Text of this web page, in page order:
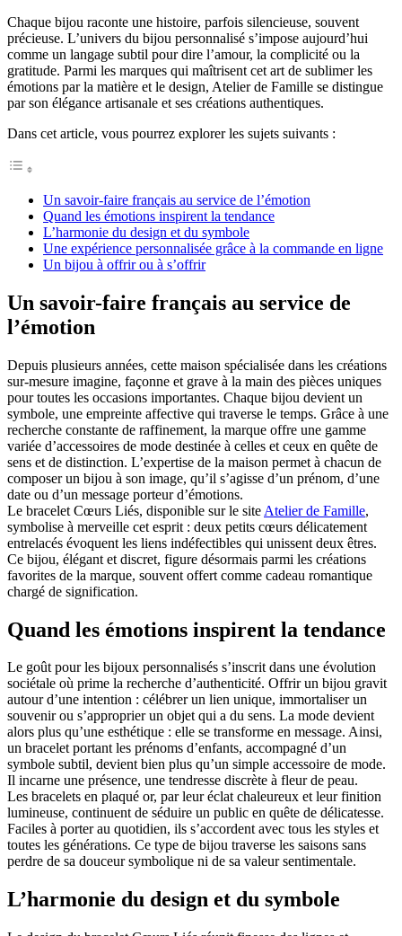
Chaque bijou raconte une histoire, parfois silencieuse, souvent
précieuse. L’univers du bijou personnalisé s’impose aujourd’hui
comme un langage subtil pour dire l’amour, la complicité ou la
gratitude. Parmi les marques qui maîtrisent cet art de sublimer les
émotions par la matière et le design, Atelier de Famille se distingue
par son élégance artisanale et ses créations authentiques.
Dans cet article, vous pourrez explorer les sujets suivants :
Un savoir-faire français au service de l’émotion
Quand les émotions inspirent la tendance
L’harmonie du design et du symbole
Une expérience personnalisée grâce à la commande en ligne
Un bijou à offrir ou à s’offrir
Un savoir-faire français au service de
l’émotion
Depuis plusieurs années, cette maison spécialisée dans les créations
sur-mesure imagine, façonne et grave à la main des pièces uniques
pour toutes les occasions importantes. Chaque bijou devient un
symbole, une empreinte affective qui traverse le temps. Grâce à une
recherche constante de raffinement, la marque offre une gamme
variée d’accessoires de mode destinée à celles et ceux en quête de
sens et de distinction. L’expertise de la maison permet à chacun de
composer un bijou à son image, qu’il s’agisse d’un prénom, d’une
date ou d’un message porteur d’émotions.
Le bracelet Cœurs Liés, disponible sur le site Atelier de Famille,
symbolise à merveille cet esprit : deux petits cœurs délicatement
entrelacés évoquent les liens indéfectibles qui unissent deux êtres.
Ce bijou, élégant et discret, figure désormais parmi les créations
favorites de la marque, souvent offert comme cadeau romantique
chargé de signification.
Quand les émotions inspirent la tendance
Le goût pour les bijoux personnalisés s’inscrit dans une évolution
sociétale où prime la recherche d’authenticité. Offrir un bijou gravit
autour d’une intention : célébrer un lien unique, immortaliser un
souvenir ou s’approprier un objet qui a du sens. La mode devient
alors plus qu’une esthétique : elle se transforme en message. Ainsi,
un bracelet portant les prénoms d’enfants, accompagné d’un
symbole subtil, devient bien plus qu’un simple accessoire de mode.
Il incarne une présence, une tendresse discrète à fleur de peau.
Les bracelets en plaqué or, par leur éclat chaleureux et leur finition
lumineuse, continuent de séduire un public en quête de délicatesse.
Faciles à porter au quotidien, ils s’accordent avec tous les styles et
toutes les générations. Ce type de bijou traverse les saisons sans
perdre de sa douceur symbolique ni de sa valeur sentimentale.
L’harmonie du design et du symbole